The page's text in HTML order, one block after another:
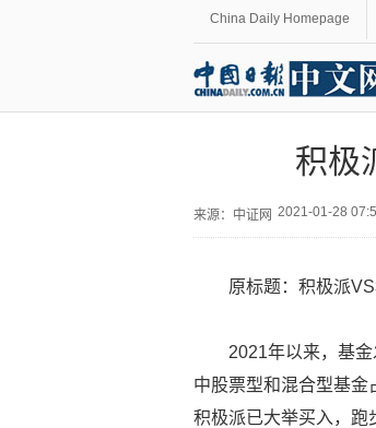
China Daily Homepage
积极
来源： 中证网 2021-01-28
原标题：积极派
2021年以来，基
中股票型和混合型基金
积极派已大举买入，跑